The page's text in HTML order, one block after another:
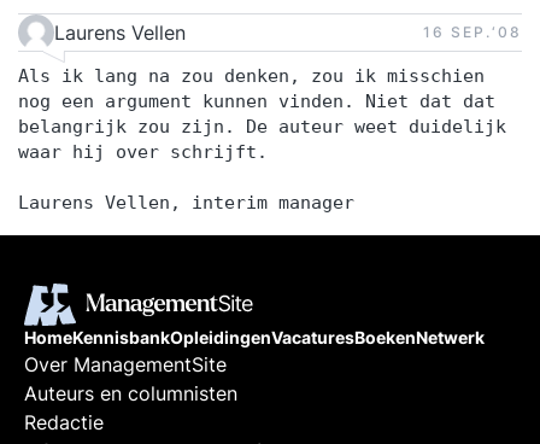
Laurens Vellen 16 SEP.‘08
Als ik lang na zou denken, zou ik misschien
nog een argument kunnen vinden. Niet dat dat
belangrijk zou zijn. De auteur weet duidelijk
waar hij over schrijft.
Laurens Vellen, interim manager
HomeKennisbankOpleidingenVacaturesBoekenNetwerk
Over ManagementSite
Auteurs en columnisten
Redactie